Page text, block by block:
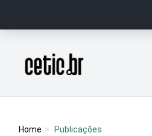
Página inicial
Home
Publicações